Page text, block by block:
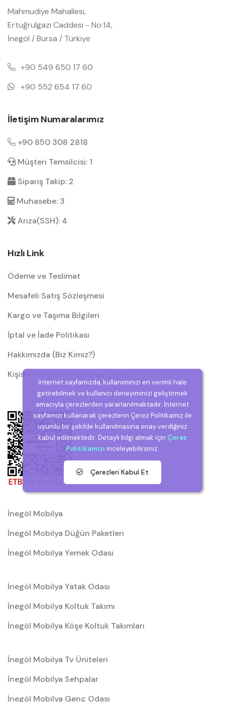
Mahmudiye Mahallesi,
Ertuğrulgazi Caddesi - No:14,
İnegöl / Bursa / Türkiye
+90 549 650 17 60
+90 552 654 17 60
İletişim Numaralarımız
+90 850 308 2818
Müşteri Temsilcisi: 1
Sipariş Takip: 2
Muhasebe: 3
Arıza(SSH): 4
Hızlı Link
Ödeme ve Teslimat
Mesafeli Satış Sözleşmesi
Kargo ve Taşıma Bilgileri
İptal ve İade Politikası
Hakkımızda (Biz Kimiz?)
Kişisel Verilerin Korunması (KVKK)
İnegöl Mobilya
İnegöl Mobilya Düğün Paketleri
İnegöl Mobilya Yemek Odası
İnegöl Mobilya Yatak Odası
İnegöl Mobilya Koltuk Takımı
İnegöl Mobilya Köşe Koltuk Takımları
İnegöl Mobilya Tv Üniteleri
İnegöl Mobilya Sehpalar
İnegöl Mobilya Genç Odası
İnternet sayfamızda, kullanımınızı en verimli hale
getirebilmek ve kullanıcı deneyiminizi geliştirmek
amacıyla çerezlerden yararlanılmaktadır. İnternet
sayfamızı kullanarak çerezlerin Çerez Politikamız ile
uyumlu bir şekilde kullanılmasına onay verdiğiniz
kabul edilmektedir. Detaylı bilgi almak için Çerez
Politikamızı inceleyebilirsiniz.
Çerezleri Kabul Et